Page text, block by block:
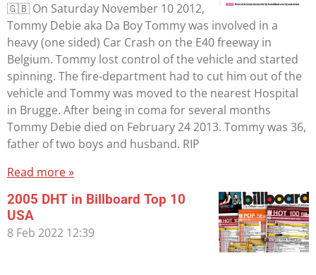
🇬🇧 On Saturday November 10 2012,
Tommy Debie aka Da Boy Tommy was involved in a
heavy (one sided) Car Crash on the E40 freeway in
Belgium. Tommy lost control of the vehicle and started
spinning. The fire-department had to cut him out of the
vehicle and Tommy was moved to the nearest Hospital
in Brugge. After being in coma for several months
Tommy Debie died on February 24 2013. Tommy was 36,
father of two boys and husband. RIP
Read more »
2005 DHT in Billboard Top 10
USA
8 Feb 2022 12:39